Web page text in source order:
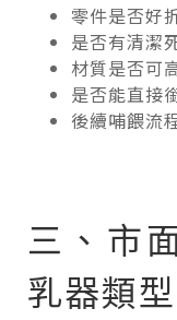
零件是否好
是否有清潔
材質是否可
是否能直接
後續哺餵流
三、市
乳器類